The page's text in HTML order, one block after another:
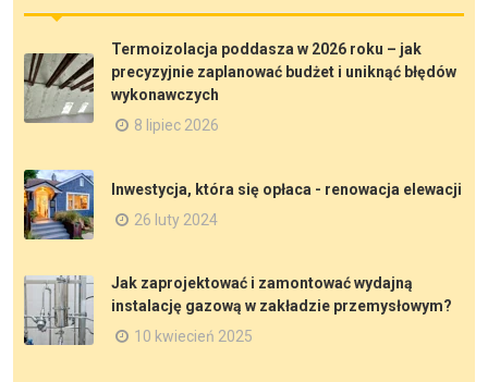
Termoizolacja poddasza w 2026 roku – jak
precyzyjnie zaplanować budżet i uniknąć błędów
wykonawczych
8 lipiec 2026
Inwestycja, która się opłaca - renowacja elewacji
26 luty 2024
Jak zaprojektować i zamontować wydajną
instalację gazową w zakładzie przemysłowym?
10 kwiecień 2025